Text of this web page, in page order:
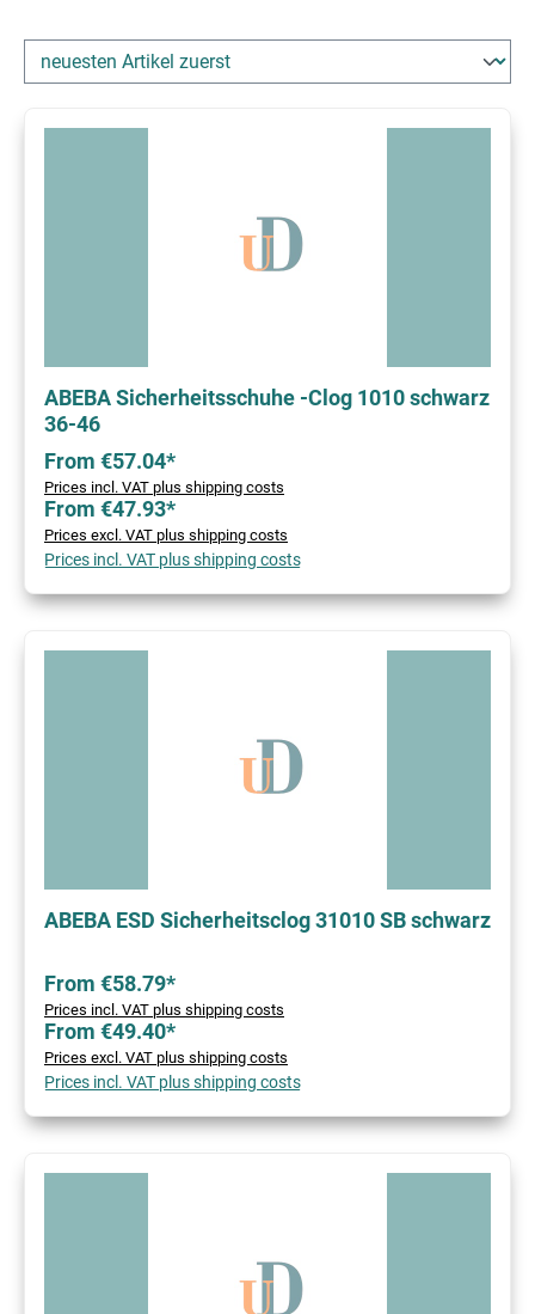
ABEBA Sicherheitsschuhe -Clog 1010 schwarz
36-46
From €57.04*
Prices incl. VAT plus shipping costs
From €47.93*
Prices excl. VAT plus shipping costs
Prices incl. VAT plus shipping costs
ABEBA ESD Sicherheitsclog 31010 SB schwarz
From €58.79*
Prices incl. VAT plus shipping costs
From €49.40*
Prices excl. VAT plus shipping costs
Prices incl. VAT plus shipping costs